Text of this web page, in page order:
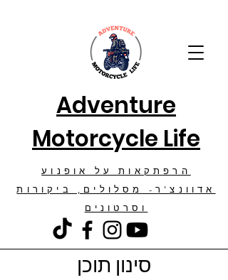
Adventure
Motorcycle Life
הרפתקאות על אופנוע
אדוונצ'ר- מסלולים, ביקורות
וסרטונים
סינון תוכן